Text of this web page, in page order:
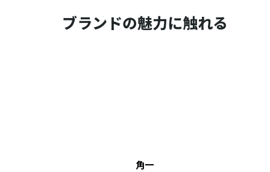
ブランドの魅力に触れる
角一